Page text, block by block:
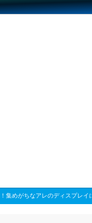
集めがちなアレのディスプレイ